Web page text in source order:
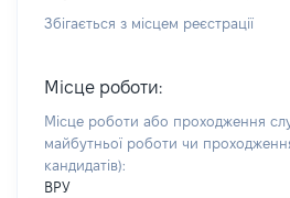
Збігається з місцем реєстрації
Місце роботи:
Місце роботи або проходження
майбутньої роботи чи
кандидатів):
ВРУ